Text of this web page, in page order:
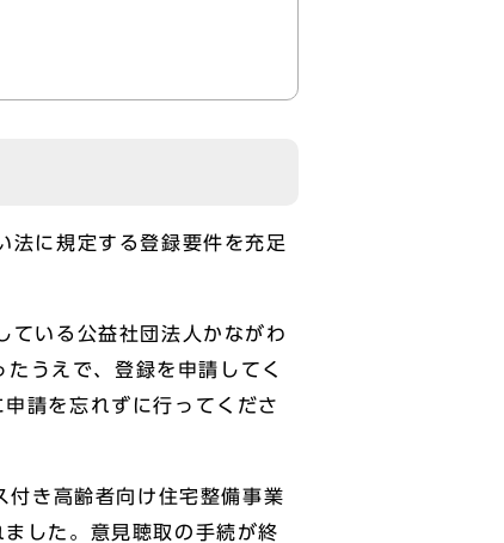
に規定する登録要件を充足
いる公益社団法人かながわ
うえで、登録を申請してく
請を忘れずに行ってくださ
き高齢者向け住宅整備事業
した。意見聴取の手続が終